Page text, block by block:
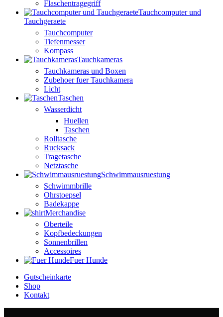
Flaschentragegriff
Tauchcomputer und
Tauchgeraete
Tauchcomputer
Tiefenmesser
Kompass
Tauchkameras
Tauchkameras und Boxen
Zubehoer fuer Tauchkamera
Licht
Taschen
Wasserdicht
Huellen
Taschen
Rolltasche
Rucksack
Tragetasche
Netztasche
Schwimmausruestung
Schwimmbrille
Ohrstoepsel
Badekappe
Merchandise
Oberteile
Kopfbedeckungen
Sonnenbrillen
Accessoires
Fuer Hunde
Gutscheinkarte
Shop
Kontakt